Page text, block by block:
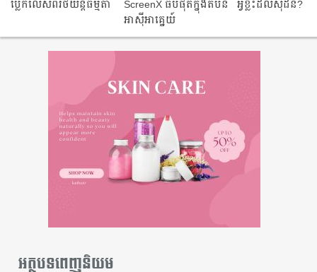
ប្លែកលើសពីរថយន្តធម្មតា
ScreenX ធំ​បំផុត​ក្នុង​តំបន់​
អាស៊ីអាគ្នេយ៍​
អ្វី​ខ្លះ​ដល់​សុដន់?
អត្ថបទពេញនិយម